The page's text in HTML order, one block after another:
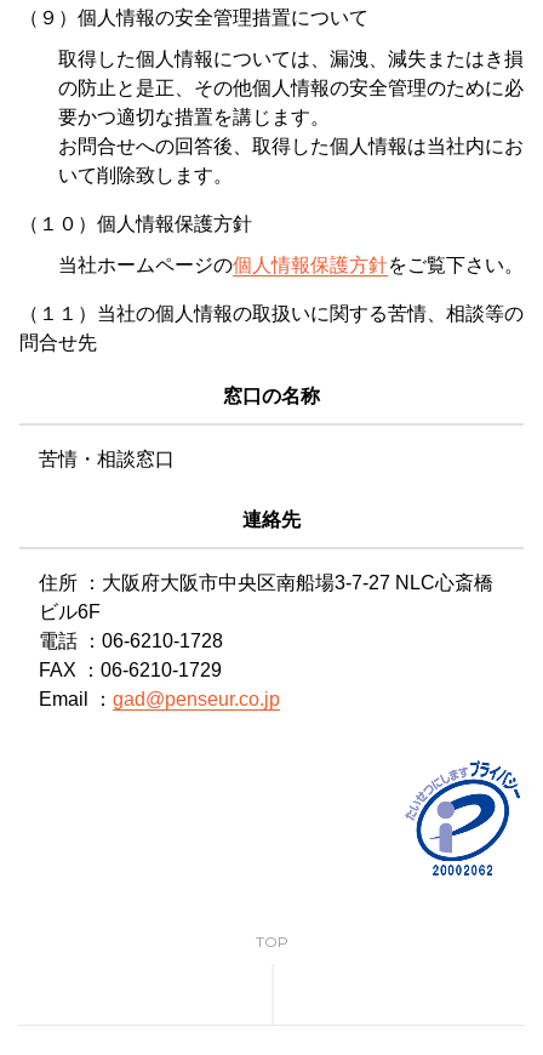
（９）個人情報の安全管理措置について
取得した個人情報については、漏洩、減失またはき損
の防止と是正、その他個人情報の安全管理のために必
要かつ適切な措置を講じます。
お問合せへの回答後、取得した個人情報は当社内にお
いて削除致します。
（１０）個人情報保護方針
当社ホームページの個人情報保護方針をご覧下さい。
（１１）当社の個人情報の取扱いに関する苦情、相談等の
問合せ先
窓口の名称
苦情・相談窓口
連絡先
住所 ：大阪府大阪市中央区南船場3-7-27 NLC心斎橋
ビル6F
電話 ：06-6210-1728
FAX ：06-6210-1729
Email ： gad@penseur.co.jp
TOP